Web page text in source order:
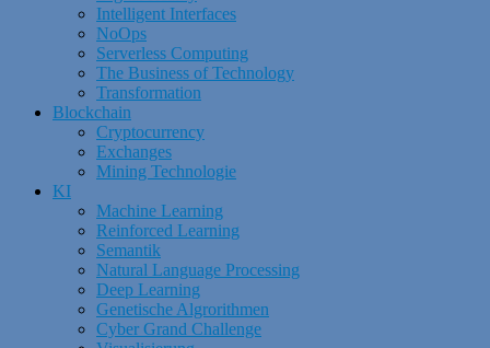
Intelligent Interfaces
NoOps
Serverless Computing
The Business of Technology
Transformation
Blockchain
Cryptocurrency
Exchanges
Mining Technologie
KI
Machine Learning
Reinforced Learning
Semantik
Natural Language Processing
Deep Learning
Genetische Algrorithmen
Cyber Grand Challenge